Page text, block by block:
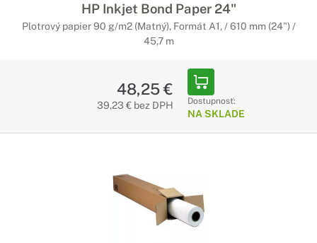
HP Inkjet Bond Paper 24"
Plotrový papier 90 g/m2 (Matný), Formát A1, / 610 mm (24") /
45,7 m
48,25 €
39,23 € bez DPH Dostupnosť:
NA SKLADE